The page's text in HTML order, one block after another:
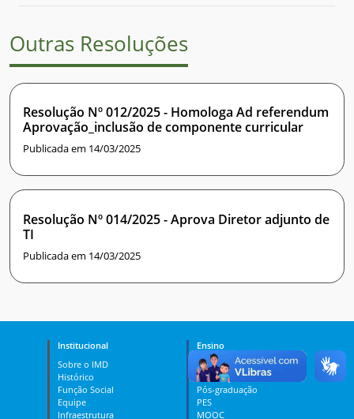
Outras Resoluções
Resolução Nº 012/2025 - Homologa Ad referendum
Aprovação_inclusão de componente curricular
Publicada em 14/03/2025
Resolução Nº 014/2025 - Aprova Diretor adjunto de
TI
Publicada em 14/03/2025
Institucional
Sobre o IMD
Histórico
Função Social
Equipe
Infraestrutura
Ensino
Curso Técnico
Graduação
Pós-graduação
PES
MOOC